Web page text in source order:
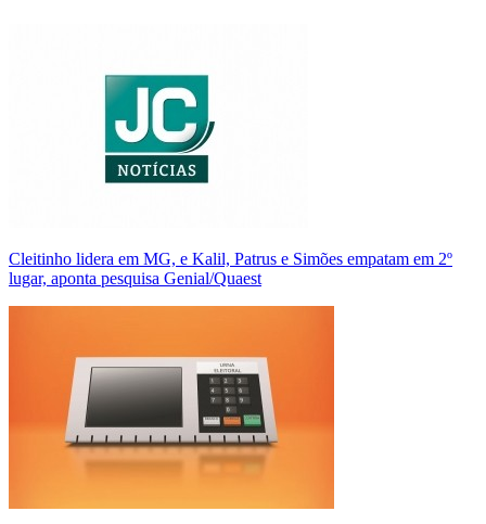
Cleitinho lidera em MG, e Kalil, Patrus e Simões empatam em 2º
lugar, aponta pesquisa Genial/Quaest